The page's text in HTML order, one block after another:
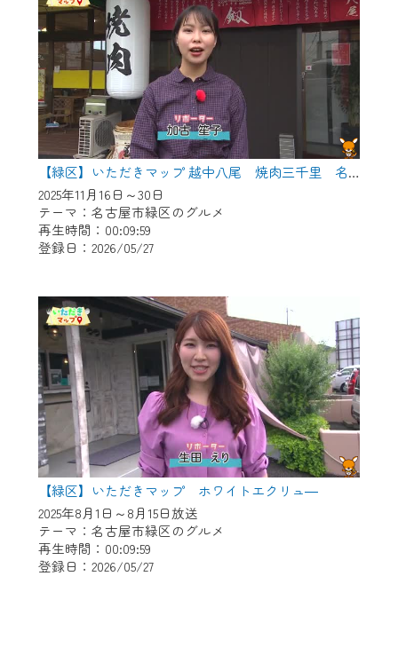
【緑区】いただきマップ 越中八尾 焼肉三千里 名古屋店
2025年11月16日～30日
テーマ：名古屋市緑区のグルメ
再生時間：00:09:59
登録日：2026/05/27
【緑区】いただきマップ ホワイトエクリュ―
2025年8月1日～8月15日放送
テーマ：名古屋市緑区のグルメ
再生時間：00:09:59
登録日：2026/05/27